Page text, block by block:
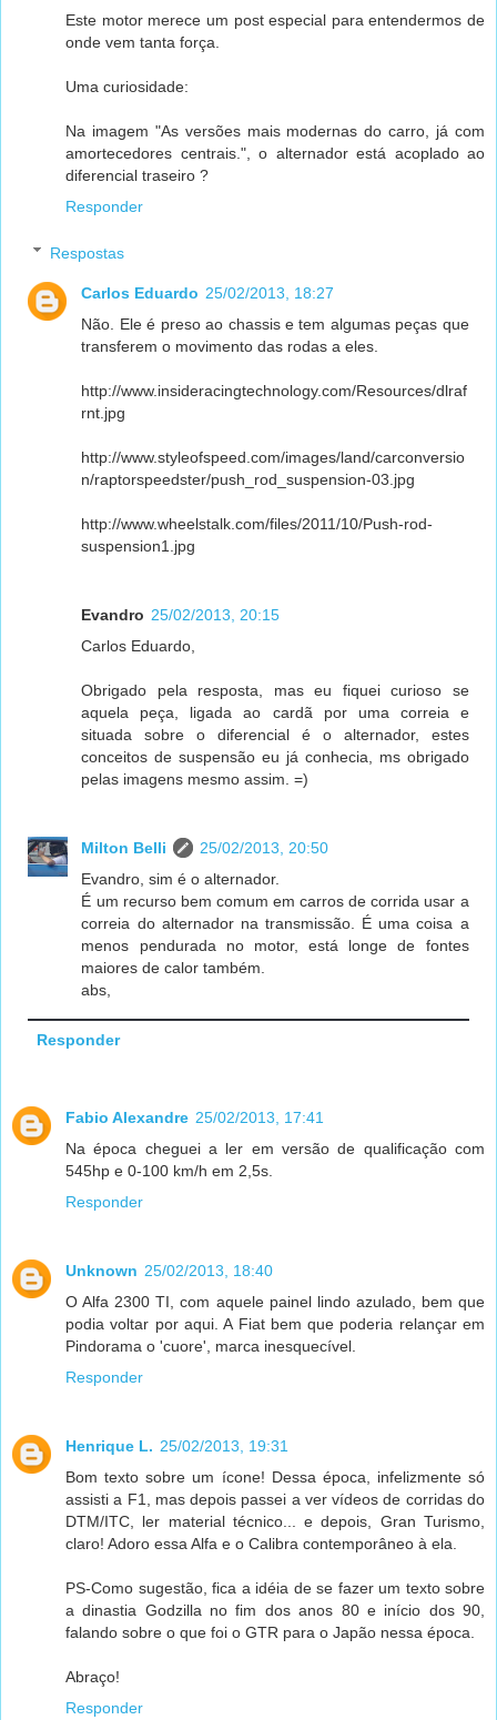
Este motor merece um post especial para entendermos de
onde vem tanta força.
Uma curiosidade:
Na imagem "As versões mais modernas do carro, já com
amortecedores centrais.", o alternador está acoplado ao
diferencial traseiro ?
Responder
Respostas
Carlos Eduardo 25/02/2013, 18:27
Não. Ele é preso ao chassis e tem algumas peças que
transferem o movimento das rodas a eles.
http://www.insideracingtechnology.com/Resources/dlraf
rnt.jpg
http://www.styleofspeed.com/images/land/carconversio
n/raptorspeedster/push_rod_suspension-03.jpg
http://www.wheelstalk.com/files/2011/10/Push-rod-
suspension1.jpg
Evandro 25/02/2013, 20:15
Carlos Eduardo,
Obrigado pela resposta, mas eu fiquei curioso se
aquela peça, ligada ao cardã por uma correia e
situada sobre o diferencial é o alternador, estes
conceitos de suspensão eu já conhecia, ms obrigado
pelas imagens mesmo assim. =)
Milton Belli
25/02/2013, 20:50
Evandro, sim é o alternador.
É um recurso bem comum em carros de corrida usar a
correia do alternador na transmissão. É uma coisa a
menos pendurada no motor, está longe de fontes
maiores de calor também.
abs,
Responder
Fabio Alexandre 25/02/2013, 17:41
Na época cheguei a ler em versão de qualificação com
545hp e 0-100 km/h em 2,5s.
Responder
Unknown 25/02/2013, 18:40
O Alfa 2300 TI, com aquele painel lindo azulado, bem que
podia voltar por aqui. A Fiat bem que poderia relançar em
Pindorama o 'cuore', marca inesquecível.
Responder
Henrique L. 25/02/2013, 19:31
Bom texto sobre um ícone! Dessa época, infelizmente só
assisti a F1, mas depois passei a ver vídeos de corridas do
DTM/ITC, ler material técnico... e depois, Gran Turismo,
claro! Adoro essa Alfa e o Calibra contemporâneo à ela.
PS-Como sugestão, fica a idéia de se fazer um texto sobre
a dinastia Godzilla no fim dos anos 80 e início dos 90,
falando sobre o que foi o GTR para o Japão nessa época.
Abraço!
Responder